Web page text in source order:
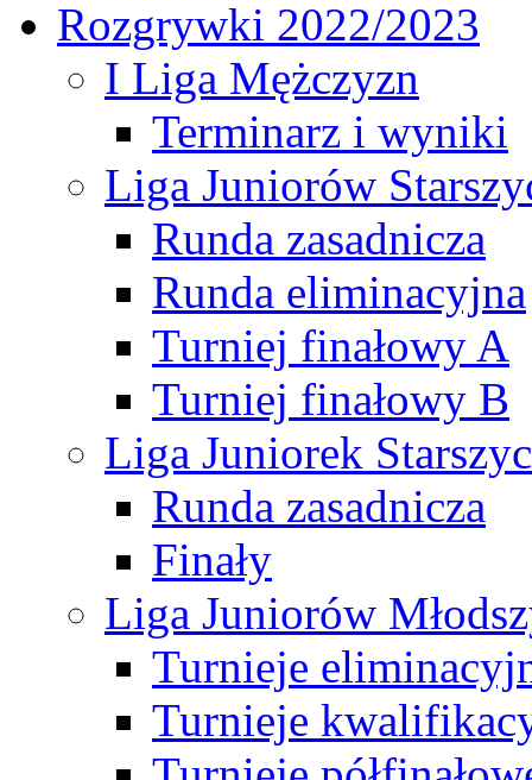
Rozgrywki 2022/2023
I Liga Mężczyzn
Terminarz i wyniki
Liga Juniorów
Runda zasadnicza
Runda eliminacyjna
Turniej finałowy A
Turniej finałowy B
Liga Juniorek
Runda zasadnicza
Finały
Liga Juniorów
Turnieje
Turnieje